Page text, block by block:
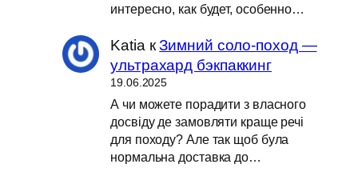
интересно, как будет, особенно…
KatiaкЗимний соло-поход —
ультрахард бэкпаккинг
19.06.2025
А чи можете порадити з власного
досвіду де замовляти краще речі
для походу? Але так щоб була
нормальна доставка до…